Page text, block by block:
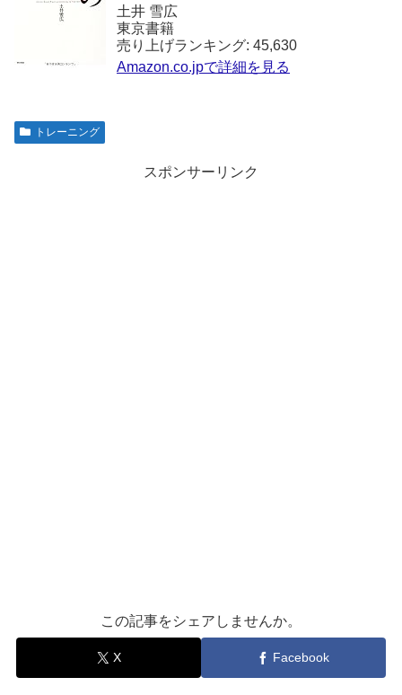
土井 雪広
東京書籍
売り上げランキング: 45,630
Amazon.co.jpで詳細を見る
トレーニング
スポンサーリンク
この記事をシェアしませんか。
X Facebook